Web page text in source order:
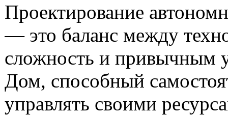
Проектирование
— это баланс между
сложность и привычным
Дом, способный
управлять своими